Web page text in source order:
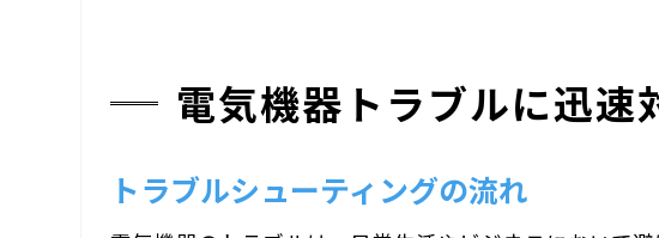
問題解決力
電気機器トラブルに迅速
トラブルシューティングの流れ